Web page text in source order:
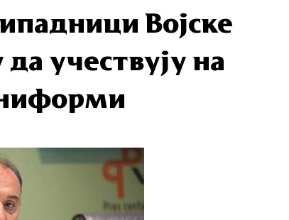
Војске
учествују на